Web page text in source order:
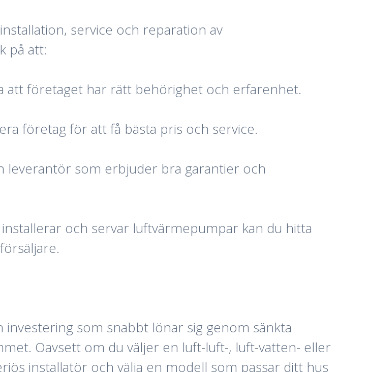
service och reparation av
på att:
att företaget har rätt behörighet och erfarenhet.
företag för att få bästa pris och service.
leverantör som erbjuder bra garantier och
och servar luftvärmepumpar kan du hitta
som snabbt lönar sig genom sänkta
Oavsett om du väljer en luft-luft-, luft-vatten- eller
installatör och välja en modell som passar ditt hus